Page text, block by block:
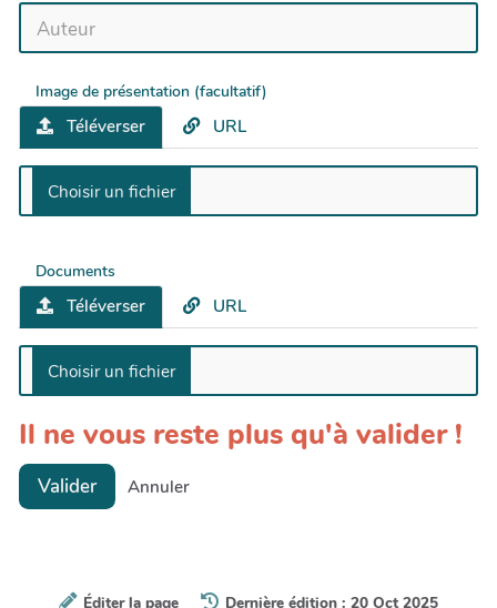
Image de présentation (facultatif)
Téléverser URL
Documents
Téléverser URL
Il ne vous reste plus qu'à valider !
Valider Annuler
Éditer la page Dernière édition : 20 Oct 2025